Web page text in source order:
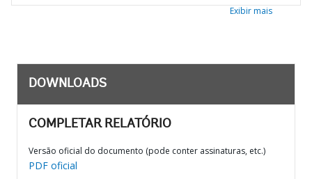
Exibir mais
DOWNLOADS
COMPLETAR RELATÓRIO
Versão oficial do documento (pode conter assinaturas, etc.)
PDF oficial